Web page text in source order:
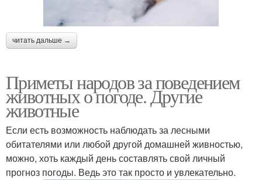
читать дальше →
Приметы народов за поведением
животных о погоде. Другие
животные
Если есть возможность наблюдать за лесными
обитателями или любой другой домашней живностью,
можно, хоть каждый день составлять свой личный
прогноз погоды. Ведь это так просто и увлекательно.